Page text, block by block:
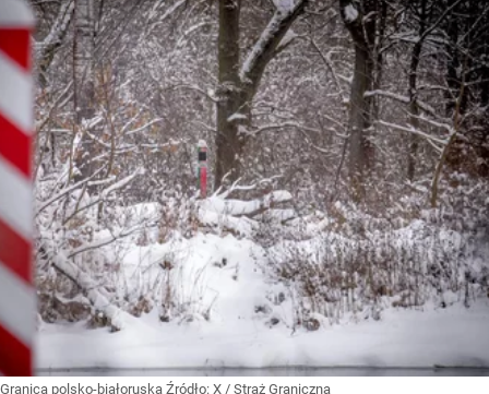
Granica polsko-białoruska Źródło: X / Straż Graniczna